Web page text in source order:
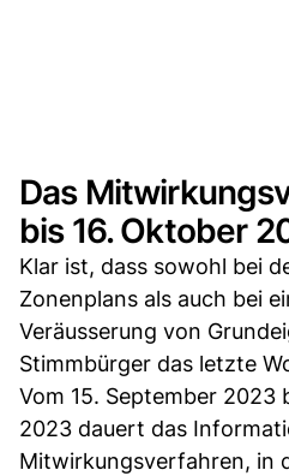
Das
bis 16. Oktober
Klar ist, dass sowohl bei
Zonenplans als auch bei
Veräusserung von
Stimmbürger das letzte
Vom 15. September 2023
2023 dauert das
Mitwirkungsverfahren, in